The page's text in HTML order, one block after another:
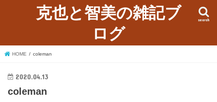
克也と智美の雑記ブ
ログ
search
HOME coleman
2020.04.13
coleman